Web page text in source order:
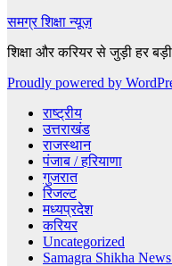
समग्र शिक्षा न्यूज़
शिक्षा और करियर से जुड़ी हर
Proudly powered by
राष्ट्रीय
उत्तराखंड
राजस्थान
पंजाब / हरियाणा
गुजरात
रिजल्ट
मध्यप्रदेश
करियर
Uncategorized
Samagra Shikha